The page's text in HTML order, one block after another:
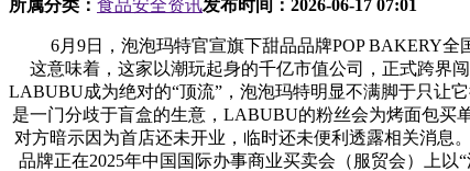
所属分类： 食品安全资讯发布时间： 2026-06-17 07:01
6月9日，泡泡玛特官宣旗下甜品品牌POP BAKERY全
这意味着，这家以潮玩起身的千亿市值公司，正式跨界
LABUBU成为绝对的“顶流”，泡泡玛特明显不满脚于只让
是一门分歧于盲盒的生意，LABUBU的粉丝会为烤面包买
对方暗示因为首店还未开业，临时还未便利透露相关消息
品牌正在2025年中国国际办事商业买卖会（服贸会）上以